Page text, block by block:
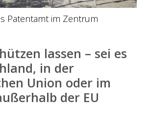
Patentamt im Zentrum
lassen – sei es
in der
Union oder im
der EU